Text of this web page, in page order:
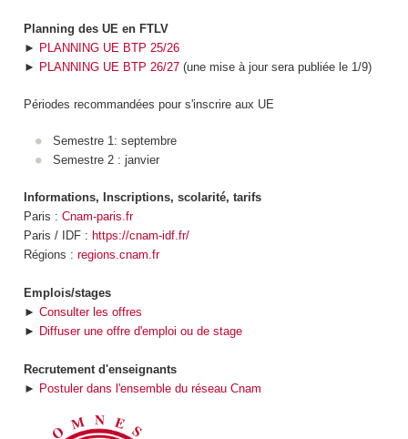
Planning des UE en FTLV
► PLANNING UE BTP 25/26
► PLANNING UE BTP 26/27(une mise à jour sera publiée le 1/9)
Périodes recommandées pour s'inscrire aux UE
Semestre 1: septembre
Semestre 2 : janvier
Informations, Inscriptions, scolarité, tarifs
Paris : Cnam-paris.fr
Paris / IDF : https://cnam-idf.fr/
Régions : regions.cnam.fr
Emplois/stages
► Consulter les offres
► Diffuser une offre d'emploi ou de stage
Recrutement d'enseignants
► Postuler dans l'ensemble du réseau Cnam